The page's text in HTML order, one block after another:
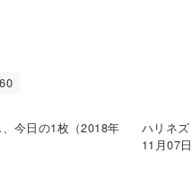
今日の1枚（2018年
ハリネ
11月07日